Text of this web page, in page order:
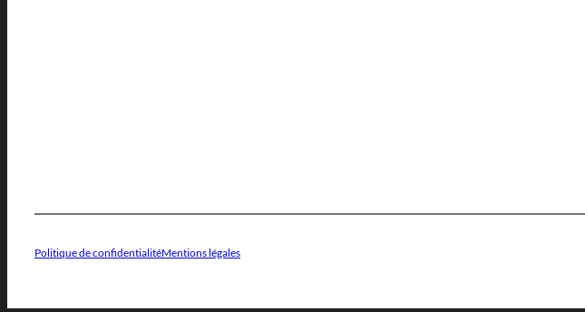
Politique de confidentialitéMentions légales